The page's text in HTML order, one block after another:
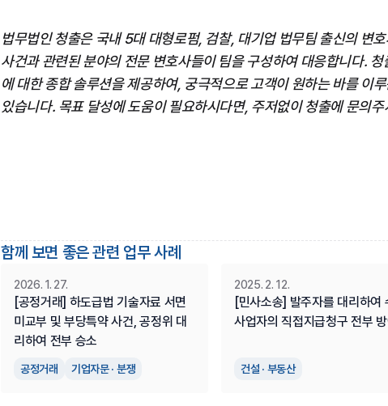
법무법인 청출은 국내 5대 대형로펌, 검찰, 대기업 법무팀 출신의 변
사건과 관련된 분야의 전문 변호사들이 팀을 구성하여 대응합니다.
에 대한 종합 솔루션을 제공하여, 궁극적으로 고객이 원하는 바를 이
있습니다. 목표 달성에 도움이 필요하시다면, 주저없이 청출에 문의
함께 보면 좋은 관련 업무 사례
공정거래 기업자문 · 분쟁
[공정거래] 하도급법 기술자료 서면
미교부 및 부당특약 사건, 공정위 대
리하여 전부 승소
2026. 1. 27.
건설 · 부동산
[민사소송] 발주자를 대리하여
사업자의 직접지급청구 전부 방
2025. 2. 12.